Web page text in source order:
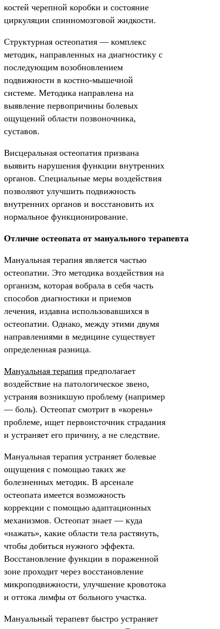
костей черепной коробки и состояние
циркуляции спинномозговой жидкости.
Структурная остеопатия — комплекс
методик, направленных на диагностику с
последующим возобновлением
подвижности в костно-мышечной
системе. Методика направлена на
выявление первопричины болевых
ощущений области позвоночника,
суставов.
Висцеральная остеопатия призвана
выявить нарушения функции внутренних
органов. Специальные меры воздействия
позволяют улучшить подвижность
внутренних органов и восстановить их
нормальное функционирование.
Отличие остеопата от мануального терапевта
Мануальная терапия является частью
остеопатии. Это методика воздействия на
организм, которая вобрала в себя часть
способов диагностики и приемов
лечения, издавна использовавшихся в
остеопатии. Однако, между этими двумя
направлениями в медицине существует
определенная разница.
Мануальная терапия предполагает
воздействие на патологическое звено,
устраняя возникшую проблему (например
— боль). Остеопат смотрит в «корень»
проблеме, ищет первоисточник страдания
и устраняет его причину, а не следствие.
Мануальная терапия устраняет болевые
ощущения с помощью таких же
болезненных методик. В арсенале
остеопата имеется возможность
коррекции с помощью адаптационных
механизмов. Остеопат знает — куда
«нажать», какие области тела растянуть,
чтобы добиться нужного эффекта.
Восстановление функции в пораженной
зоне проходит через восстановление
микроподвижности, улучшение кровотока
и оттока лимфы от больного участка.
Мануальный терапевт быстро устраняет